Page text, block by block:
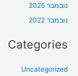
נובמבר 2025
נובמבר 2022
Categories
Uncategorized